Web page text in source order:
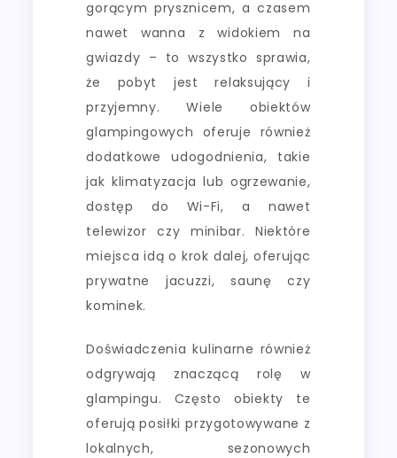
gorącym prysznicem, a czasem
nawet wanna z widokiem na
gwiazdy – to wszystko sprawia,
że pobyt jest relaksujący i
przyjemny. Wiele obiektów
glampingowych oferuje również
dodatkowe udogodnienia, takie
jak klimatyzacja lub ogrzewanie,
dostęp do Wi-Fi, a nawet
telewizor czy minibar. Niektóre
miejsca idą o krok dalej, oferując
prywatne jacuzzi, saunę czy
kominek.
Doświadczenia kulinarne również
odgrywają znaczącą rolę w
glampingu. Często obiekty te
oferują posiłki przygotowywane z
lokalnych, sezonowych